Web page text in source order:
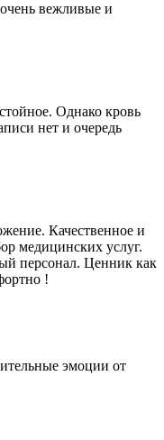
вежливые и
Однако кровь
нет и очередь
Качественное и
медицинских услуг.
персонал. Ценник как
!
эмоции от